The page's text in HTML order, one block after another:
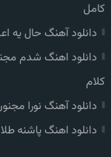
کامل
دانلود آهنگ حال یه
دانلود اهنگ شدم
کلام
دانلود آهنگ نورا
دانلود اهنگ پاشنه